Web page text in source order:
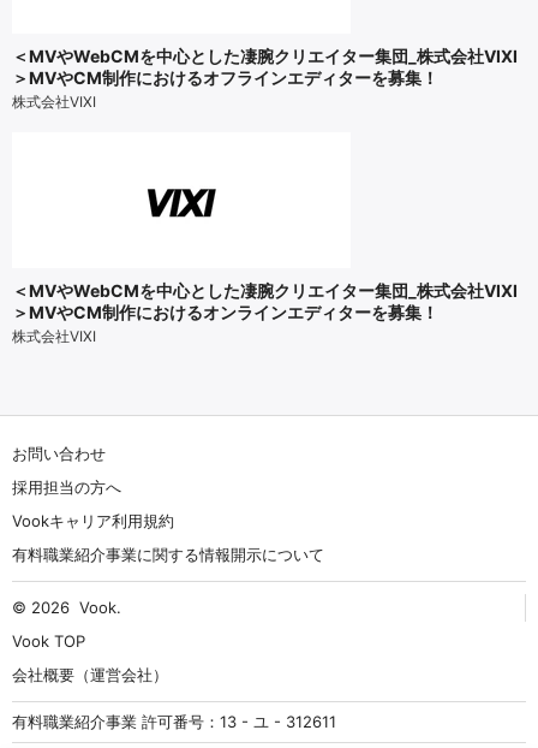
＜MVやWebCMを中心とした凄腕クリエイター集団_株式会社VIXI
＞MVやCM制作におけるオフラインエディターを募集！
株式会社VIXI
＜MVやWebCMを中心とした凄腕クリエイター集団_株式会社VIXI
＞MVやCM制作におけるオンラインエディターを募集！
株式会社VIXI
お問い合わせ
採用担当の方へ
Vookキャリア利用規約
有料職業紹介事業に関する情報開示について
© 2026 Vook.
Vook TOP
会社概要（運営会社）
有料職業紹介事業 許可番号：13 - ユ - 312611